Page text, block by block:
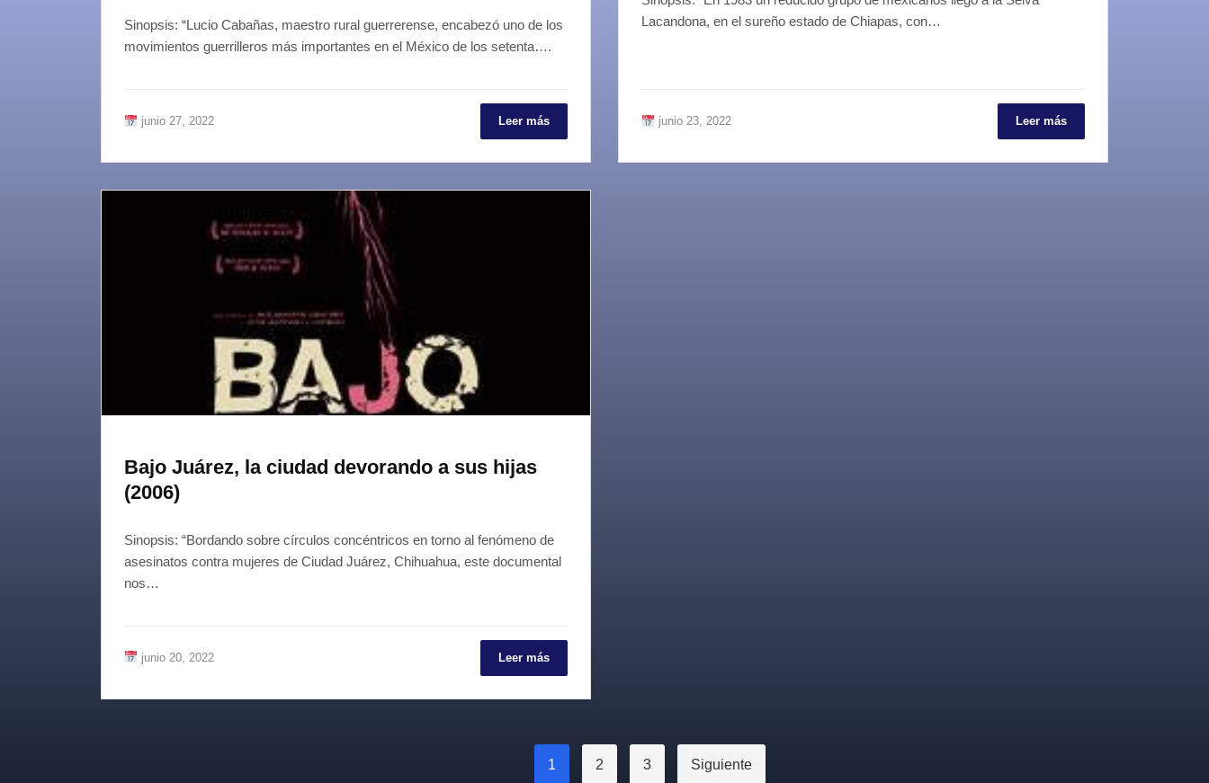
Sinopsis: “Lucio Cabañas, maestro rural guerrerense, encabezó uno de los
movimientos guerrilleros más importantes en el México de los setenta….
junio 27, 2022 Leer más
Lacandona, en el sureño estado de Chiapas, con…
junio 23, 2022 Leer más
Bajo Juárez, la ciudad devorando a sus hijas
(2006)
Sinopsis: “Bordando sobre círculos concéntricos en torno al fenómeno de
asesinatos contra mujeres de Ciudad Juárez, Chihuahua, este documental
nos…
junio 20, 2022 Leer más
1 2 3 Siguiente